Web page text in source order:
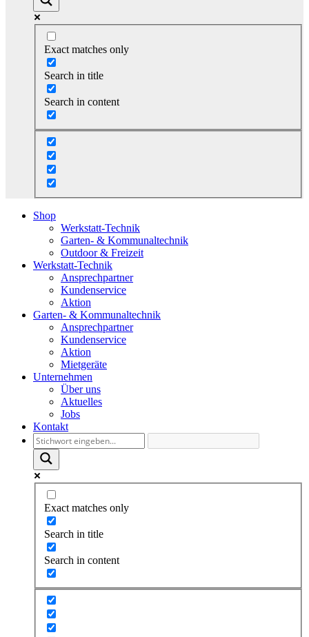
Exact matches only
Search in title
Search in content
Shop
Werkstatt-Technik
Garten- & Kommunaltechnik
Outdoor & Freizeit
Werkstatt-Technik
Ansprechpartner
Kundenservice
Aktion
Garten- & Kommunaltechnik
Ansprechpartner
Kundenservice
Aktion
Mietgeräte
Unternehmen
Über uns
Aktuelles
Jobs
Kontakt
Exact matches only
Search in title
Search in content